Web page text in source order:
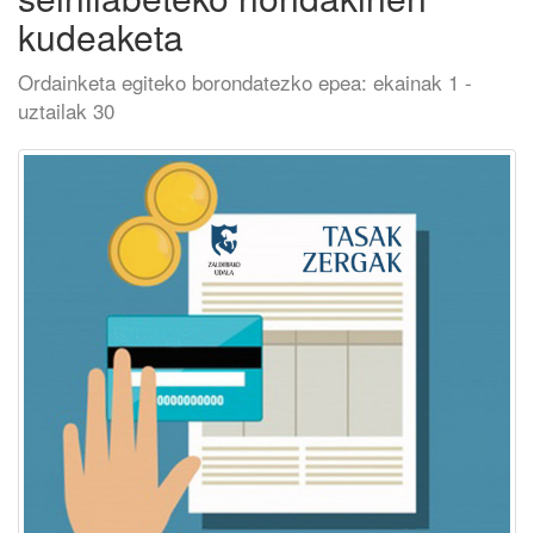
kudeaketa
Ordainketa egiteko borondatezko epea: ekainak 1 -
uztailak 30